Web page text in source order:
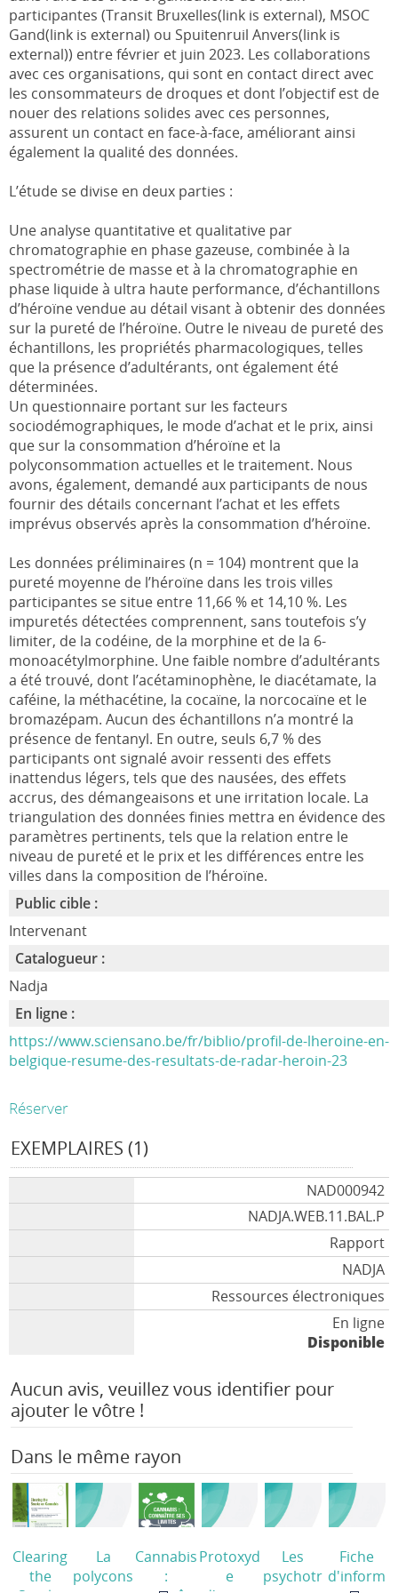
participantes (Transit Bruxelles(link is external), MSOC
Gand(link is external) ou Spuitenruil Anvers(link is
external)) entre février et juin 2023. Les collaborations
avec ces organisations, qui sont en contact direct avec
les consommateurs de droques et dont l’objectif est de
nouer des relations solides avec ces personnes,
assurent un contact en face-à-face, améliorant ainsi
également la qualité des données.
L’étude se divise en deux parties :
Une analyse quantitative et qualitative par
chromatographie en phase gazeuse, combinée à la
spectrométrie de masse et à la chromatographie en
phase liquide à ultra haute performance, d’échantillons
d’héroïne vendue au détail visant à obtenir des données
sur la pureté de l’héroïne. Outre le niveau de pureté des
échantillons, les propriétés pharmacologiques, telles
que la présence d’adultérants, ont également été
déterminées.
Un questionnaire portant sur les facteurs
sociodémographiques, le mode d’achat et le prix, ainsi
que sur la consommation d’héroïne et la
polyconsommation actuelles et le traitement. Nous
avons, également, demandé aux participants de nous
fournir des détails concernant l’achat et les effets
imprévus observés après la consommation d’héroïne.
Les données préliminaires (n = 104) montrent que la
pureté moyenne de l’héroïne dans les trois villes
participantes se situe entre 11,66 % et 14,10 %. Les
impuretés détectées comprennent, sans toutefois s’y
limiter, de la codéine, de la morphine et de la 6-
monoacétylmorphine. Une faible nombre d’adultérants
a été trouvé, dont l’acétaminophène, le diacétamate, la
caféine, la méthacétine, la cocaïne, la norcocaïne et le
bromazépam. Aucun des échantillons n’a montré la
présence de fentanyl. En outre, seuls 6,7 % des
participants ont signalé avoir ressenti des effets
inattendus légers, tels que des nausées, des effets
accrus, des démangeaisons et une irritation locale. La
triangulation des données finies mettra en évidence des
paramètres pertinents, tels que la relation entre le
niveau de pureté et le prix et les différences entre les
villes dans la composition de l’héroïne.
Public cible :
Intervenant
Catalogueur :
Nadja
En ligne :
https://www.sciensano.be/fr/biblio/profil-de-lheroine-en-
belgique-resume-des-resultats-de-radar-heroin-23
Réserver
EXEMPLAIRES (1)
NAD000942
NADJA.WEB.11.BAL.P
Rapport
NADJA
Ressources électroniques
En ligne
Disponible
Aucun avis, veuillez vous identifier pour
ajouter le vôtre !
Dans le même rayon
Clearing
the
La
polycons
Cannabis
:
Protoxyd
e
Les
psychotr
Fiche
d'inform